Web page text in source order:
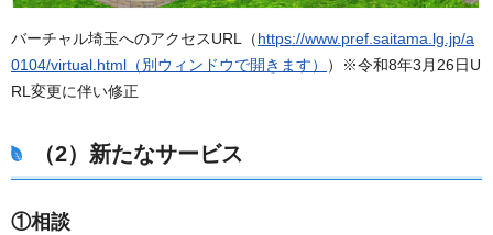
バーチャル埼玉へのアクセスURL（https://www.pref.saitama.lg.jp/a
0104/virtual.html（別ウィンドウで開きます）
）※令和8年3月26日U
RL変更に伴い修正
（2）新たなサービス
①相談